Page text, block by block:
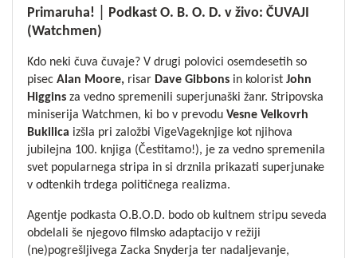
Primaruha! │ Podkast O. B. O. D. v živo: ČUVAJI
(Watchmen)
Kdo neki čuva čuvaje? V drugi polovici osemdesetih so
pisec Alan Moore,risar Dave Gibbonsin kolorist John
Higginsza vedno spremenili superjunaški žanr. Stripovska
miniserija Watchmen, ki bo v prevodu Vesne Velkovrh
Bukilica izšla pri založbi VigeVageknjige kot njihova
jubilejna 100. knjiga (Čestitamo!), je za vedno spremenila
svet popularnega stripa in si drznila prikazati superjunake
v odtenkih trdega političnega realizma.
Agentje podkasta O.B.O.D. bodo ob kultnem stripu seveda
obdelali še njegovo filmsko adaptacijo v režiji
(ne)pogrešljivega Zacka Snyderja ter nadaljevanje,